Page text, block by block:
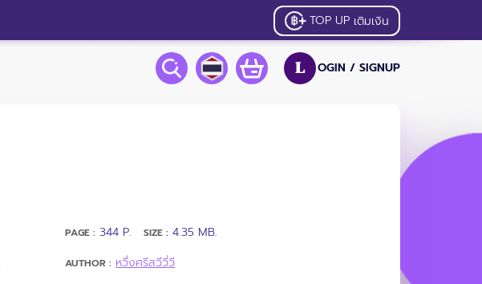
TOP UP เติมเงิน
L OGIN / SIGNUP
PAGE : 344 P. SIZE : 4.35 MB.
AUTHOR : หวึ่งศรีสวีวี่วี